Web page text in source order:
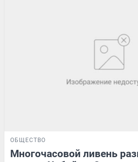
ОБЩЕСТВО
Многочасовой ливень